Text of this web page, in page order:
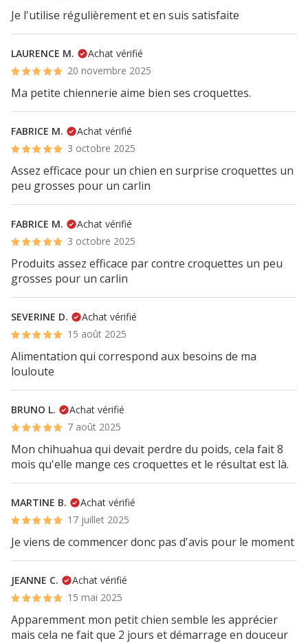
Je l'utilise régulièrement et en suis satisfaite
LAURENCE M.
Achat vérifié
20 novembre 2025
Ma petite chiennerie aime bien ses croquettes.
FABRICE M.
Achat vérifié
3 octobre 2025
Assez efficace pour un chien en surprise croquettes un
peu grosses pour un carlin
FABRICE M.
Achat vérifié
3 octobre 2025
Produits assez efficace par contre croquettes un peu
grosses pour un carlin
SEVERINE D.
Achat vérifié
15 août 2025
Alimentation qui correspond aux besoins de ma
louloute
BRUNO L.
Achat vérifié
7 août 2025
Mon chihuahua qui devait perdre du poids, cela fait 8
mois qu'elle mange ces croquettes et le résultat est là.
MARTINE B.
Achat vérifié
17 juillet 2025
Je viens de commencer donc pas d'avis pour le moment
JEANNE C.
Achat vérifié
15 mai 2025
Apparemment mon petit chien semble les apprécier
mais cela ne fait que 2 jours et démarrage en douceur